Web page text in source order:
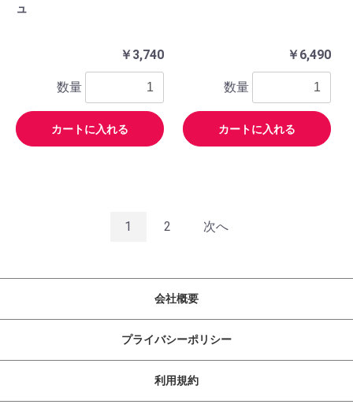
ュ
￥3,740
数量
カートに入れる
￥6,490
数量
カートに入れる
1 2 次へ
会社概要
プライバシーポリシー
利用規約